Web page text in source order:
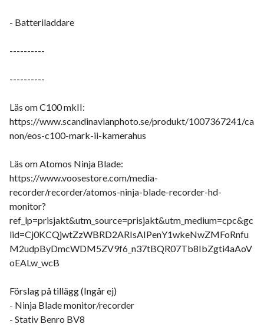
- Batteriladdare
----------
----------
Läs om C100 mkII:
https://www.scandinavianphoto.se/produkt/1007367241/ca
non/eos-c100-mark-ii-kamerahus
Läs om Atomos Ninja Blade:
https://www.voosestore.com/media-
recorder/recorder/atomos-ninja-blade-recorder-hd-
monitor?
ref_lp=prisjakt&utm_source=prisjakt&utm_medium=cpc&gc
lid=Cj0KCQjwtZzWBRD2ARIsAIPenY1wkeNwZMFoRnfu
M2udpByDmcWDM5ZV9f6_n37tBQR07Tb8IbZgti4aAoV
oEALw_wcB
Förslag på tillägg (Ingår ej)
- Ninja Blade monitor/recorder
- Stativ Benro BV8